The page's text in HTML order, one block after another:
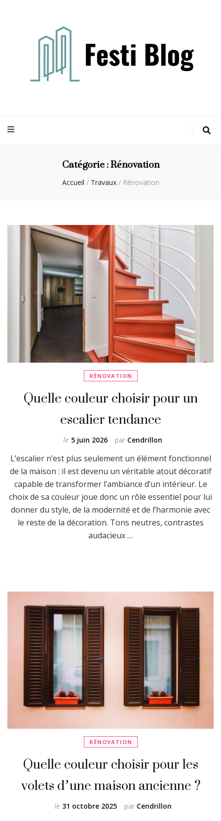
Catégorie :Rénovation
Accueil / Travaux / Rénovation
RÉNOVATION
Quelle couleur choisir pour un
escalier tendance
par Cendrillon
le 5 juin 2026
L’escalier n’est plus seulement un élément fonctionnel
de la maison : il est devenu un véritable atout décoratif
capable de transformer l’ambiance d’un intérieur. Le
choix de sa couleur joue donc un rôle essentiel pour lui
donner du style, de la modernité et de l’harmonie avec
le reste de la décoration. Tons neutres, contrastes
audacieux …
RÉNOVATION
Quelle couleur choisir pour les
volets d’une maison ancienne ?
par Cendrillon
le 31 octobre 2025